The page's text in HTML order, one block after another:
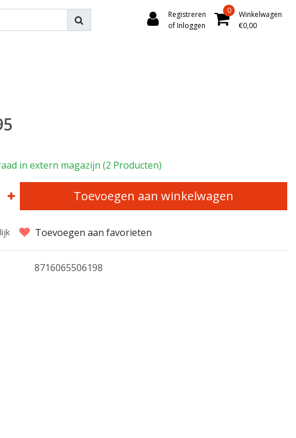
Registreren
of Inloggen
0
Winkelwagen
€0,00
in extern magazijn (2 Producten)
Toevoegen aan winkelwagen
Toevoegen aan favorieten
8716065506198